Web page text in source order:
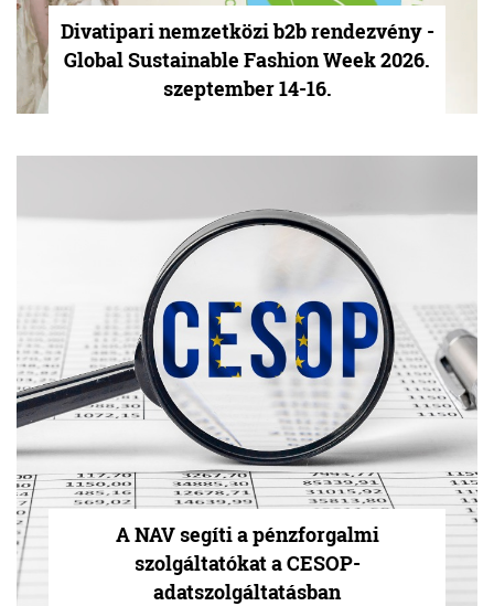
Divatipari nemzetközi b2b rendezvény -
Global Sustainable Fashion Week 2026.
szeptember 14-16.
A NAV segíti a pénzforgalmi
szolgáltatókat a CESOP-
adatszolgáltatásban